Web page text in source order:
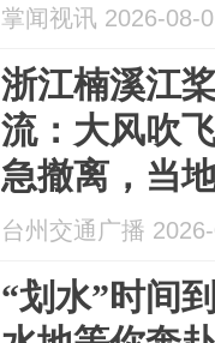
掌闻视讯 2026-08-
浙江楠溪江
流：大风吹
急撤离，当
亡，组织方
台州交通广播
“划水”时间